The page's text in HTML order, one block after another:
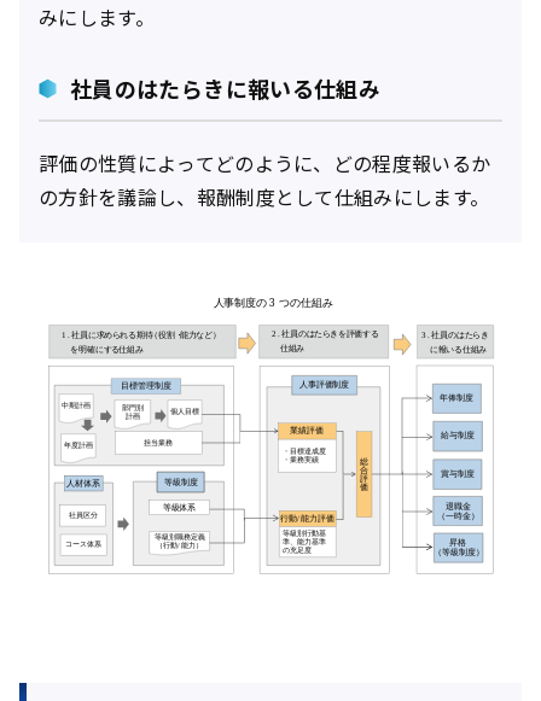
みにします。
社員のはたらきに報いる仕組み
評価の性質によってどのように、どの程度報いるか
の方針を議論し、報酬制度として仕組みにします。